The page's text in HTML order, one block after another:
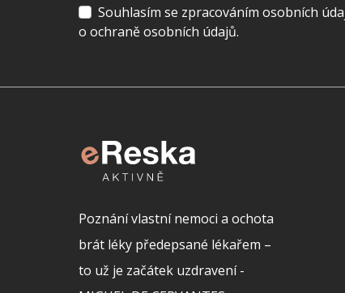
Souhlasím se zpracováním osobních
o ochraně osobních údajů.
Poznání vlastní nemoci a ochota
brát léky předepsané lékařem –
to už je začátek uzdravení -